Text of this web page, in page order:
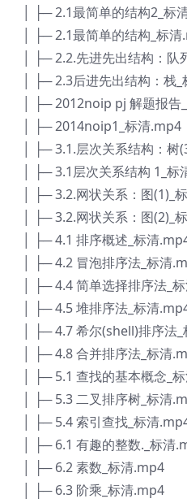
│ ├─ 2.1最简单的结构2_标
│ ├─ 2.1最简单的结构_标
│ ├─ 2.2.先进先出结构：队
│ ├─ 2.3后进先出结构：栈
│ ├─ 2012noip pj 解题报告
│ ├─ 2014noip1_标清.mp4
│ ├─ 3.1.层次关系结构：树
│ ├─ 3.1层次关系结构 1_标
│ ├─ 3.2.网状关系：图(1)_
│ ├─ 3.2.网状关系：图(2)_
│ ├─ 4.1 排序概述_标清
│ ├─ 4.2 冒泡排序法_标清
│ ├─ 4.4 简单选择排序法_
│ ├─ 4.5 堆排序法_标清
│ ├─ 4.7 希尔(shell)排序法
│ ├─ 4.8 合并排序法_标清
│ ├─ 5.1 查找的基本概念_
│ ├─ 5.3 二叉排序树_标清
│ ├─ 5.4 索引查找_标清
│ ├─ 6.1 有趣的整数._标清
│ ├─ 6.2 素数_标清.mp4
│ ├─ 6.3 阶乘_标清.mp4